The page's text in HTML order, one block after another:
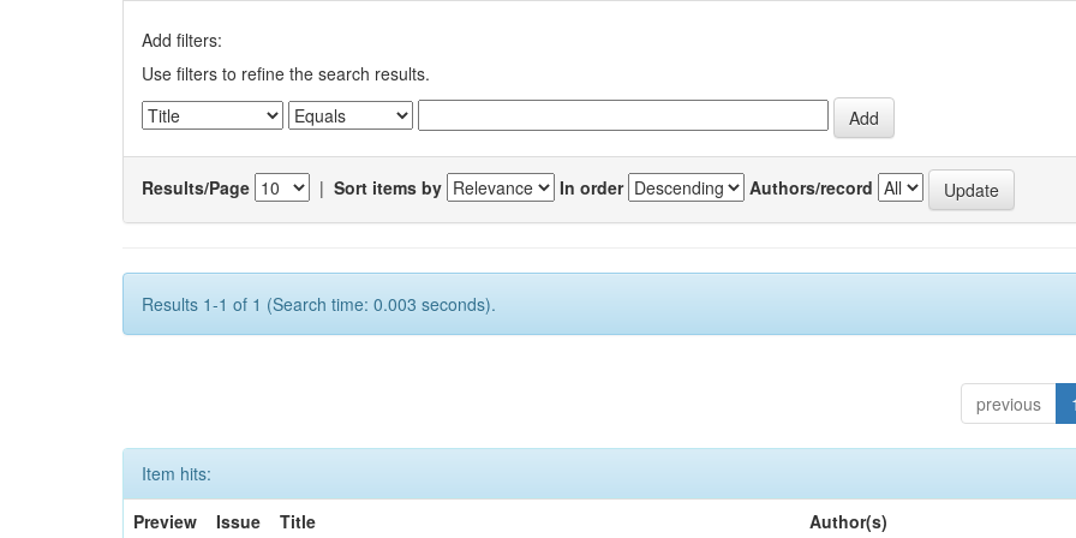
Add filters:
Use filters to refine the search results.
Results/Page | Sort items by In order Authors/record
Results 1-1 of 1 (Search time: 0.003 seconds).
previous 1
Item hits:
Preview
Issue
Title Author(s)